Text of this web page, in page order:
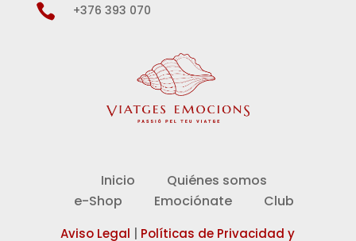
 +376 393 070
Inicio
Quiénes somos
e-Shop
Emociónate Club
Aviso Legal
Políticas de Privacidad y